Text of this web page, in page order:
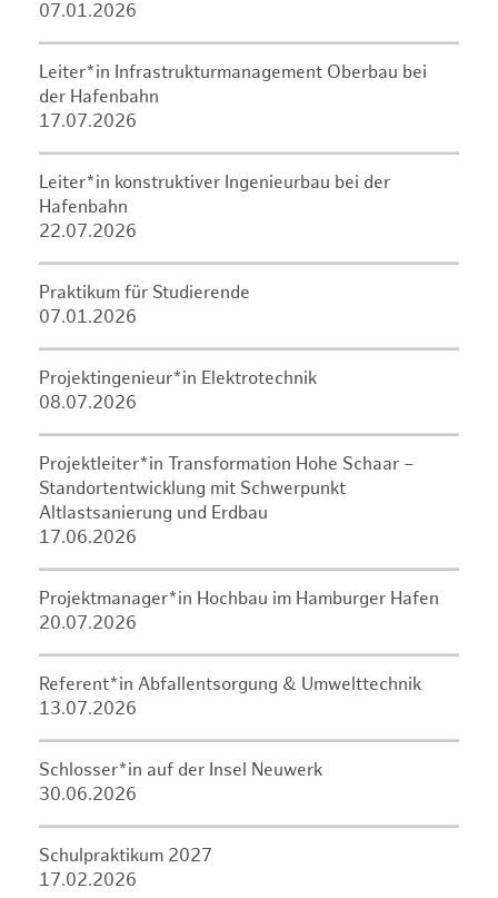
07.01.2026
Leiter*in Infrastrukturmanagement Oberbau bei
der Hafenbahn
17.07.2026
Leiter*in konstruktiver Ingenieurbau bei der
Hafenbahn
22.07.2026
Praktikum für Studierende
07.01.2026
Projektingenieur*in Elektrotechnik
08.07.2026
Projektleiter*in Transformation Hohe Schaar –
Standortentwicklung mit Schwerpunkt
Altlastsanierung und Erdbau
17.06.2026
Projektmanager*in Hochbau im Hamburger Hafen
20.07.2026
Referent*in Abfallentsorgung & Umwelttechnik
13.07.2026
Schlosser*in auf der Insel Neuwerk
30.06.2026
Schulpraktikum 2027
17.02.2026